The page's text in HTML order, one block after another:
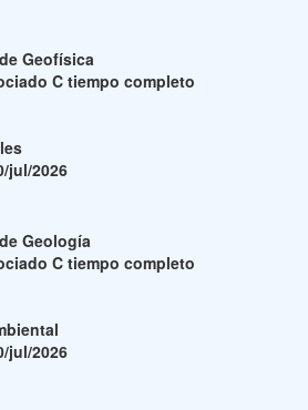
Geofísica
C tiempo completo
jul/2026
Geología
C tiempo completo
jul/2026